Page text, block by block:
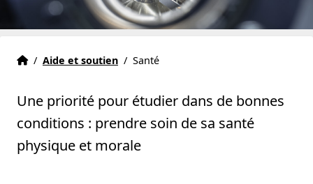
Accueil
Accueil
/ Aide et soutien / Santé
Une priorité pour étudier dans de bonnes
conditions : prendre soin de sa santé
physique et morale